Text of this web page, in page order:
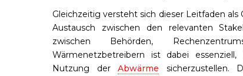
Gleichzeitig versteht sich dieser Leitfaden
Austausch zwischen den relevanten
zwischen Behörden,
Wärmenetzbetreibern ist dabei
Nutzung der Abwärme sicherzustellen.